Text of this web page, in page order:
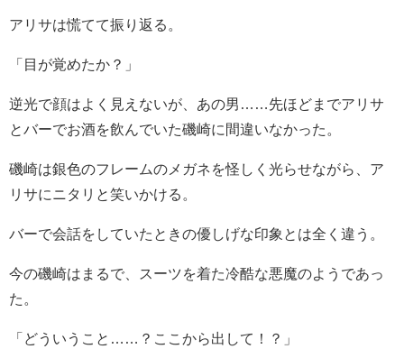
アリサは慌てて振り返る。
「目が覚めたか？」
逆光で顔はよく見えないが、あの男……先ほどまでアリサ
とバーでお酒を飲んでいた磯崎に間違いなかった。
磯崎は銀色のフレームのメガネを怪しく光らせながら、ア
リサにニタリと笑いかける。
バーで会話をしていたときの優しげな印象とは全く違う。
今の磯崎はまるで、スーツを着た冷酷な悪魔のようであっ
た。
「どういうこと……？ここから出して！？」